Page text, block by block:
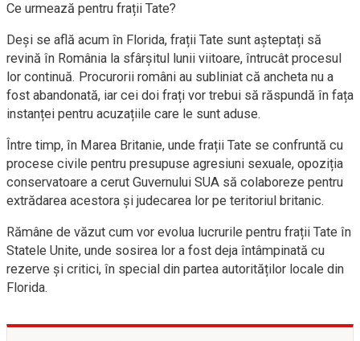
Ce urmează pentru frații Tate?
Deși se află acum în Florida, frații Tate sunt așteptați să
revină în România la sfârșitul lunii viitoare, întrucât procesul
lor continuă. Procurorii români au subliniat că ancheta nu a
fost abandonată, iar cei doi frați vor trebui să răspundă în fața
instanței pentru acuzațiile care le sunt aduse.
Între timp, în Marea Britanie, unde frații Tate se confruntă cu
procese civile pentru presupuse agresiuni sexuale, opoziția
conservatoare a cerut Guvernului SUA să colaboreze pentru
extrădarea acestora și judecarea lor pe teritoriul britanic.
Rămâne de văzut cum vor evolua lucrurile pentru frații Tate în
Statele Unite, unde sosirea lor a fost deja întâmpinată cu
rezerve și critici, în special din partea autorităților locale din
Florida.